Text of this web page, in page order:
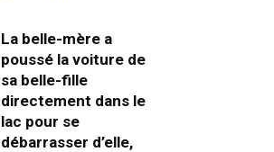
La belle-mère a
poussé la voiture de
sa belle-fille
directement dans le
lac pour se
débarrasser d’elle,